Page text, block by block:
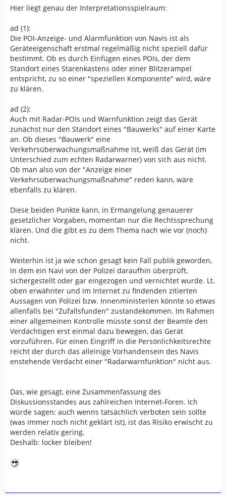
Hier liegt genau der Interpretationsspielraum:
ad (1):
Die POI-Anzeige- und Alarmfunktion von Navis ist als
Geräteeigenschaft erstmal regelmäßig nicht speziell dafür
bestimmt. Ob es durch Einfügen eines POIs, der dem
Standort eines Starenkastens oder einer Blitzerampel
entspricht, zu so einer "speziellen Komponente" wird, wäre
zu klären.
ad (2):
Auch mit Radar-POIs und Warnfunktion zeigt das Gerät
zunächst nur den Standort eines "Bauwerks" auf einer Karte
an. Ob dieses "Bauwerk" eine
Verkehrsüberwachungsmaßnahme ist, weiß das Gerät (im
Unterschied zum echten Radarwarner) von sich aus nicht.
Ob man also von der "Anzeige einer
Verkehrsüberwachungsmaßnahme" reden kann, wäre
ebenfalls zu klären.
Diese beiden Punkte kann, in Ermangelung genauerer
gesetzlicher Vorgaben, momentan nur die Rechtssprechung
klären. Und die gibt es zu dem Thema nach wie vor (noch)
nicht.
Weiterhin ist ja wie schon gesagt kein Fall publik geworden,
in dem ein Navi von der Polizei daraufhin überprüft,
sichergestellt oder gar eingezogen und vernichtet wurde. Lt.
oben erwähnter und im Internet zu findenden zitierten
Aussagen von Polizei bzw. Innenministerien könnte so etwas
allenfalls bei "Zufallsfunden" zustandekommen. Im Rahmen
einer allgemeinen Kontrolle müsste sonst der Beamte den
Verdächtigen erst einmal dazu bewegen, das Gerät
vorzuführen. Für einen Eingriff in die Persönlichkeitsrechte
reicht der durch das alleinige Vorhandensein des Navis
enstehende Verdacht einer "Radarwarnfunktion" nicht aus.
Das, wie gesagt, eine Zusammenfassung des
Diskussionsstandes aus zahlreichen Internet-Foren. Ich
würde sagen: auch wenns tatsächlich verboten sein sollte
(was immer noch nicht geklärt ist), ist das Risiko erwischt zu
werden relativ gering.
Deshalb: locker bleiben!